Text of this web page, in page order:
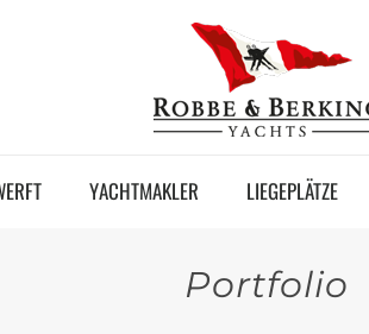
YACHTMAKLER LIEGEPLÄTZE
Portfolio